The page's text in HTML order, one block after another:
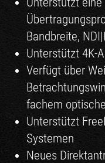
Bandbreite,
Unterstützt 4K-
Verfügt über
fachem
Unterstützt
Systemen
Neues